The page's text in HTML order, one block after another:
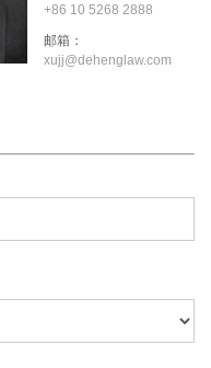
+86 10 5268 2888
邮箱：
xujj@dehenglaw.com